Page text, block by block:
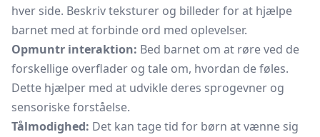
hver side. Beskriv teksturer og billeder for at hjælpe
barnet med at forbinde ord med oplevelser.
Opmuntr interaktion: Bed barnet om at røre ved de
forskellige overflader og tale om, hvordan de føles.
Dette hjælper med at udvikle deres sprogevner og
sensoriske forståelse.
Tålmodighed: Det kan tage tid for børn at vænne sig